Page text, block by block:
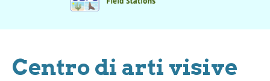
Centro di arti visive